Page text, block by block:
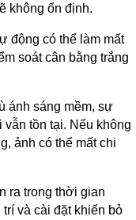
không ổn định.
động có thể làm mất
soát cân bằng trắng
ánh sáng mềm, sự
tồn tại. Nếu không
ảnh có thể mất chi
ra trong thời gian
và cài đặt khiến bỏ